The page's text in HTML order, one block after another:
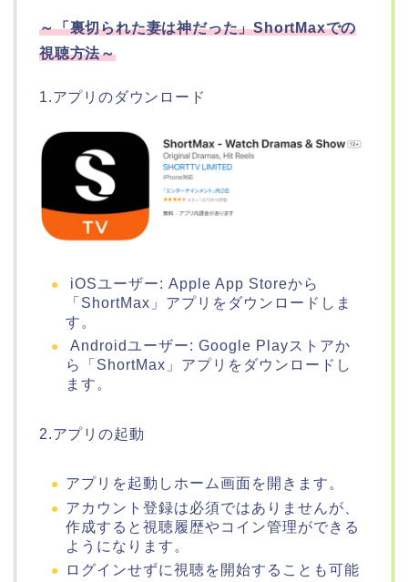
～「裏切られた妻は神だった」ShortMaxでの
視聴方法～
1.アプリのダウンロード
iOSユーザー: Apple App Storeから
「ShortMax」アプリをダウンロードしま
す。
Androidユーザー: Google Playストアか
ら「ShortMax」アプリをダウンロードし
ます。
2.アプリの起動
アプリを起動しホーム画面を開きます。
アカウント登録は必須ではありませんが、
作成すると視聴履歴やコイン管理ができる
ようになります。
ログインせずに視聴を開始することも可能